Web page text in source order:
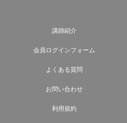
講師紹介
会員ログインフォーム
よくある質問
お問い合わせ
利用規約